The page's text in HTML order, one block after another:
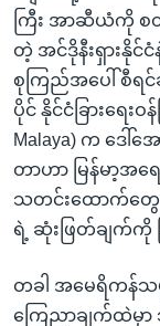
ရှာဖွေ
ရန်
နေရာ
သို့
ကျော်
ကြီး အာဆီယံကို စ
တဲ့ အင်ဒိုနီးရှားနို
စုကြည်အပေါ် စီရ
ပိုင် နိုင်ငံခြားရေး
Malaya) က ဒေါ်
တာဟာ မြန်မာ့အရ
သတင်းထောက်တွေကို
ရဲ့ ဆုံးဖြတ်ချက်ကို
တခါ အမေရိကန်သ
ကြေညာချက်ထဲမှာ